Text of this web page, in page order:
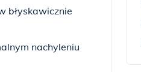
błyskawicznie
nachyleniu